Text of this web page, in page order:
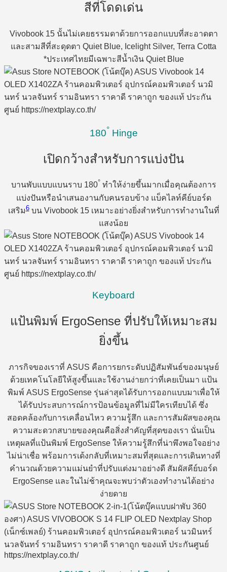
สีที่โดดเด่น
Vivobook 15 นั้นไม่เคยธรรมดาด้วยการออกแบบที่สะอาดตา
และสามสีที่สะดุดตา Quiet Blue, Icelight Silver, Terra Cotta
*ประเทศไทยมีเฉพาะสีน้ำเงิน Quiet Blue
180° Hinge
เปิดกว้างสำหรับการแบ่งปัน
บานพับแบบแบนราบ 180° ทำให้ง่ายขึ้นมากเมื่อคุณต้องการ
แบ่งปันหรือนำเสนองานกับคนรอบข้าง แบ็คไลท์คีย์บอร์ด
เสริม6บน Vivobook 15 เหมาะอย่างยิ่งสำหรับการทำงานในที่
แสงน้อย
Keyboard
แป้นพิมพ์ ErgoSense ที่ปรับให้เหมาะสม
ยิ่งขึ้น
ภารกิจของเราที่ ASUS คือการยกระดับปฏิสัมพันธ์ของมนุษย์
ด้วยเทคโนโลยีให้สูงขึ้นและใช้งานง่ายกว่าที่เคยเป็นมา แป้น
พิมพ์ ASUS ErgoSense รุ่นล่าสุดได้รับการออกแบบมาเพื่อให้
ได้รับประสบการณ์การป้อนข้อมูลที่ไม่มีใครเทียบได้ ซึ่ง
สอดคล้องกับการเคลื่อนไหว ความรู้สึก และการสัมผัสของคุณ
ความสะดวกสบายของคุณคือสิ่งสำคัญที่สุดของเรา นั่นเป็น
เหตุผลที่แป้นพิมพ์ ErgoSense ให้ความรู้สึกที่น่าพึงพอใจอย่าง
ไม่น่าเชื่อ พร้อมการเด้งกลับที่เหมาะสมที่สุดและการเดินทางที่
คำนวณด้วยความแม่นยำที่ปรับแต่งมาอย่างดี สัมผัสคีย์บอร์ด
ErgoSense และในไม่ช้าคุณจะพบว่าตัวเองทำงานได้อย่าง
ง่ายดาย